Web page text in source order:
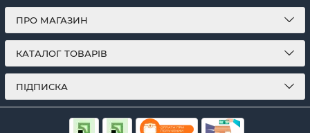
ПРО МАГАЗИН
КАТАЛОГ ТОВАРІВ
ПІДПИСКА